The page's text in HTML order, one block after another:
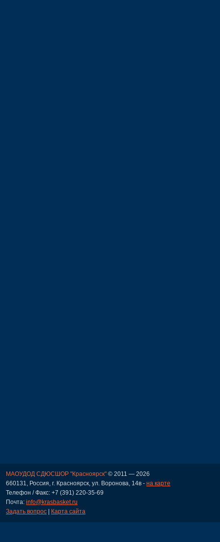
МАОУДОД СДЮСШОР "Красноярск" © 2011 — 2026
660131, Россия, г. Красноярск, ул. Воронова, 14в - на карте
Телефон / Факс: +7 (391) 220-35-69
Почта: info@krasbasket.ru
Задать вопрос | Карта сайта